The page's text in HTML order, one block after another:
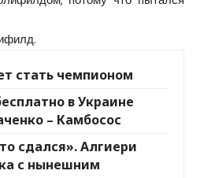
стать чемпионом
в Украине
– Камбосос
сдался». Алгиери
с нынешним